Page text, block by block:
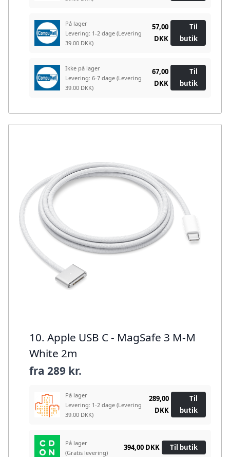
På lager
Levering: 1-2 dage (Levering
39.00 DKK)
57,00
DKK
Til
butik
Ikke på lager
Levering: 6-7 dage (Levering
39.00 DKK)
67,00
DKK
Til
butik
10. Apple USB C - MagSafe 3 M-M
White 2m
fra 289 kr.
På lager
Levering: 1-2 dage (Levering
39.00 DKK)
289,00
DKK
Til
butik
På lager
(Gratis levering)
394,00 DKK Til butik